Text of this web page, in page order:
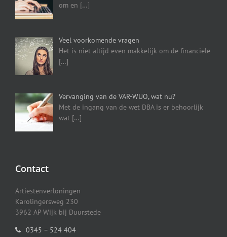
om en […]
Veel voorkomende vragen
Het is niet altijd even makkelijk om de financiële
[…]
Vervanging van de VAR-WUO, wat nu?
Met de ingang van de wet DBA is er behoorlijk
wat […]
Contact
Artiestenverloningen
Karolingersweg 230
3962 AP Wijk bij Duurstede
0345 – 524 404